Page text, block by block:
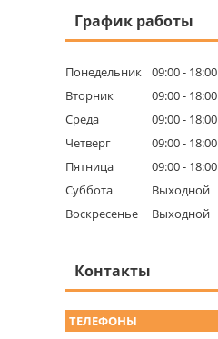
График работы
Понедельник 09:00 18:00
Вторник
09:00 18:00
Среда
09:00 18:00
Четверг
09:00 18:00
Пятница
09:00 18:00
Суббота
Выходной
Воскресенье
Выходной
Контакты